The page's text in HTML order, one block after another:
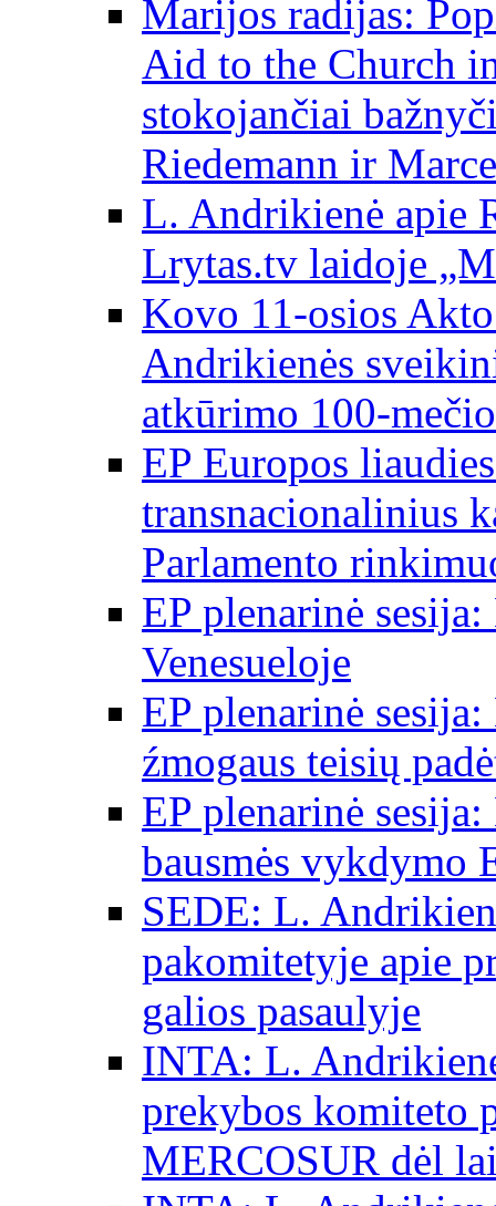
Marijos radijas:
Aid to the Church
stokojančiai
Riedemann ir
L. Andrikienė apie
Lrytas.tv laidoje
Kovo 11-osios
Andrikienės
atkūrimo 100-
EP Europos
transnacionalinius
Parlamento
EP plenarinė
Venesueloje
EP plenarinė
źmogaus teisių
EP plenarinė
bausmės vykdymo
SEDE: L.
pakomitetyje apie
galios pasaulyje
INTA: L.
prekybos komiteto
MERCOSUR dėl